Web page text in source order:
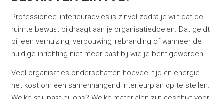
Professioneel interieuradvies is zinvol zodra je wilt dat de
ruimte bewust bijdraagt aan je organisatiedoelen. Dat geldt
bij een verhuizing, verbouwing, rebranding of wanneer de
huidige inrichting niet meer past bij wie je bent geworden.
Veel organisaties onderschatten hoeveel tijd en energie
het kost om een samenhangend interieurplan op te stellen.